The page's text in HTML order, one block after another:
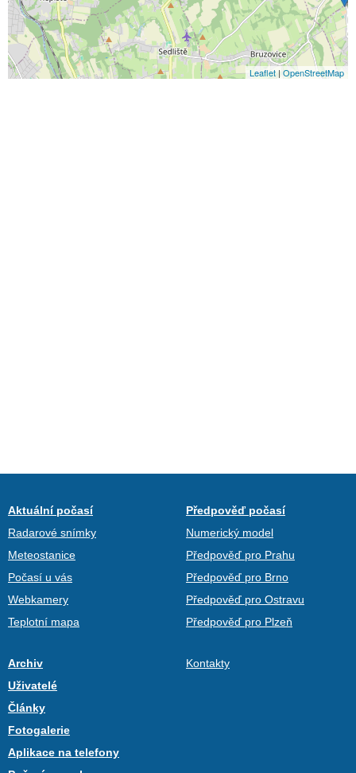
Leaflet | OpenStreetMap
Aktuální počasí
Radarové snímky
Meteostanice
Počasí u vás
Webkamery
Teplotní mapa
Předpověď počasí
Numerický model
Předpověď pro Prahu
Předpověď pro Brno
Předpověď pro Ostravu
Předpověď pro Plzeň
Archiv
Uživatelé
Články
Fotogalerie
Aplikace na telefony
Kontakty